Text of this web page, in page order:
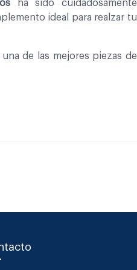
ha sido cuidadosamente
ideal para realzar tu
de las mejores piezas de